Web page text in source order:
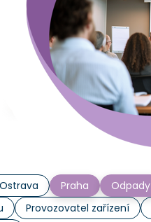
Ostrava Praha Odpady
Provozovatel zařízení